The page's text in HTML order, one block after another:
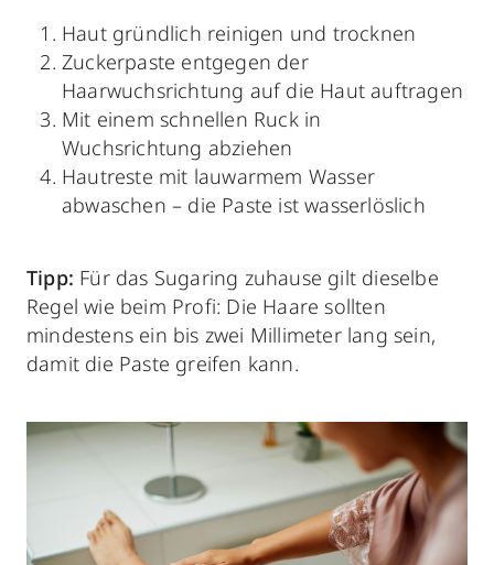
Haut gründlich reinigen und trocknen
Zuckerpaste entgegen der
Haarwuchsrichtung auf die Haut auftragen
Mit einem schnellen Ruck in
Wuchsrichtung abziehen
Hautreste mit lauwarmem Wasser
abwaschen – die Paste ist wasserlöslich
Tipp: Für das Sugaring zuhause gilt dieselbe
Regel wie beim Profi: Die Haare sollten
mindestens ein bis zwei Millimeter lang sein,
damit die Paste greifen kann.